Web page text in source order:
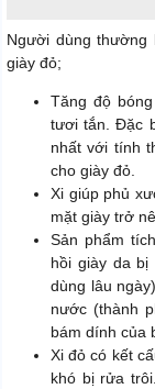
Người dùng
giày đỏ;
Tăng độ
tươi tắn. Đặc
nhất với tính
cho giày đỏ.
Xi giúp phủ
mặt giày trở
Sản phẩm
hồi giày da
dùng lâu
nước (thành
bám dính của
Xi đỏ có kết
khó bị rửa